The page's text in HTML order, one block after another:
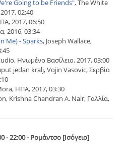
Going to be Friends", The White
02:40
2017, 06:50
2016, 03:34
Me) - Sparks, Joseph Wallace,
Ηνωμένο Βασίλειο, 2017, 03:00
jedan kralj, Vojin Vasovic, Σερβία
ΗΠΑ, 2017, 03:30
Krishna Chandran A. Nair, Γαλλία,
- 22:00 - Ρομάντσο [Ισόγειο]